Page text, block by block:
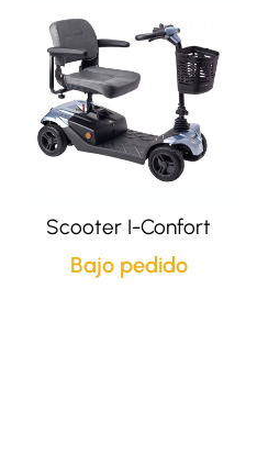
Scooter I-Confort
Bajo pedido